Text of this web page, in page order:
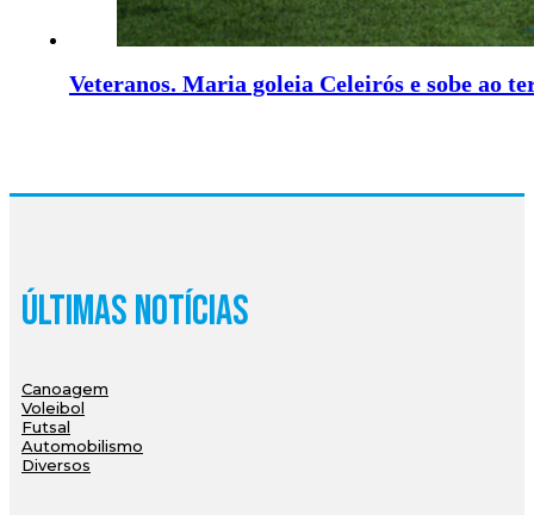
Veteranos. Maria goleia Celeirós e sobe ao
Últimas Notícias
Canoagem
Voleibol
Futsal
Automobilismo
Diversos